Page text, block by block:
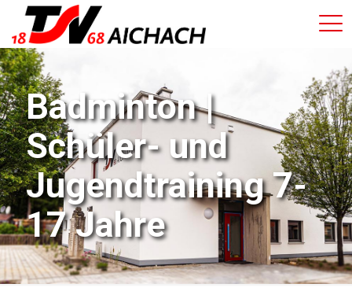
Badminton |
Schüler- und
Jugendtraining 7-
17 Jahre